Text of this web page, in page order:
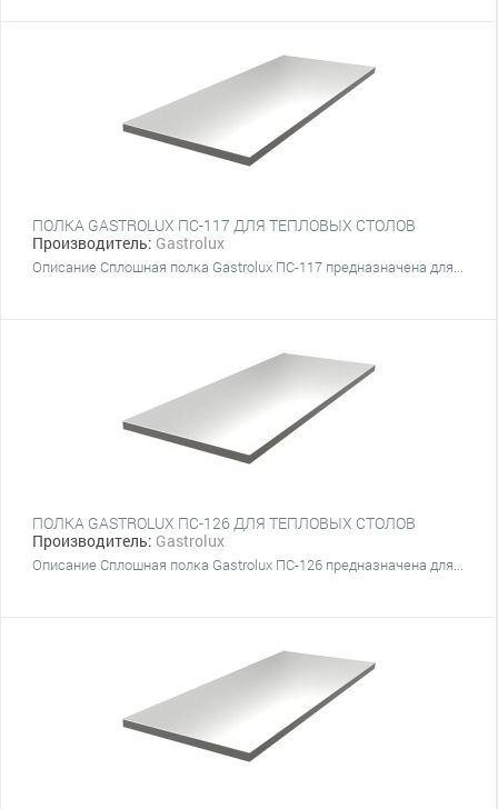
ПОЛКА GASTROLUX ПС-117 ДЛЯ ТЕПЛОВЫХ СТОЛОВ
Производитель: Gastrolux
Описание Сплошная полка Gastrolux ПС-117 предназначена для...
ПОЛКА GASTROLUX ПС-126 ДЛЯ ТЕПЛОВЫХ СТОЛОВ
Производитель: Gastrolux
Описание Сплошная полка Gastrolux ПС-126 предназначена для...